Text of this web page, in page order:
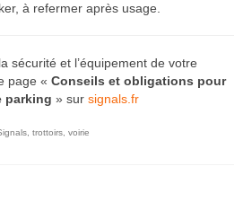
à refermer après usage.
sécurité et l’équipement de votre
page « Conseils et obligations pour
parking » sur signals.fr
, trottoirs, voirie